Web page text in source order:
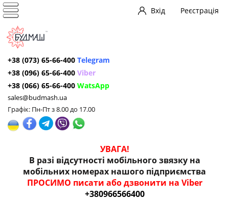
Вхід Реєстрація
+38 (073) 65-66-400 Telegram
+38 (096) 65-66-400 Viber
+38 (066) 65-66-400 WatsApp
sales@budmash.ua
Графік: Пн-Пт з 8.00 до 17.00
УВАГА!
В разі відсутності мобільного звязку на
мобільних номерах нашого підприємства
ПРОСИМО писати або дзвонити на Viber
+380966566400